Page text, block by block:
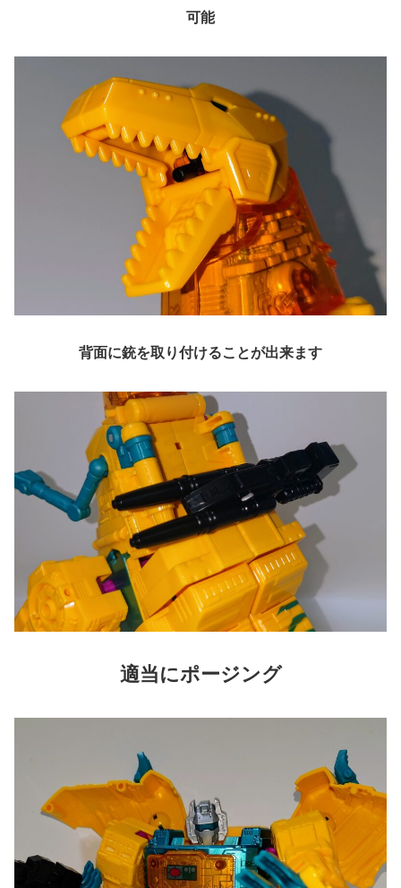
可能
背面に銃を取り付けることが出来ます
適当にポージング